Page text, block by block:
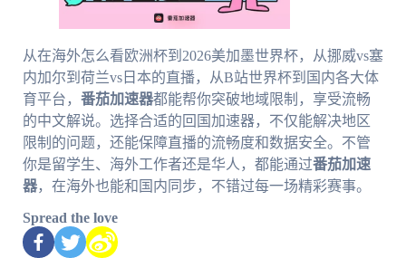
从在海外怎么看欧洲杯到2026美加墨世界杯，从挪威vs塞
内加尔到荷兰vs日本的直播，从B站世界杯到国内各大体
育平台， 番茄加速器都能帮你突破地域限制，享受流畅
的中文解说。选择合适的回国加速器，不仅能解决地区
限制的问题，还能保障直播的流畅度和数据安全。不管
你是留学生、海外工作者还是华人，都能通过番茄加速
器，在海外也能和国内同步，不错过每一场精彩赛事。
Spread the love